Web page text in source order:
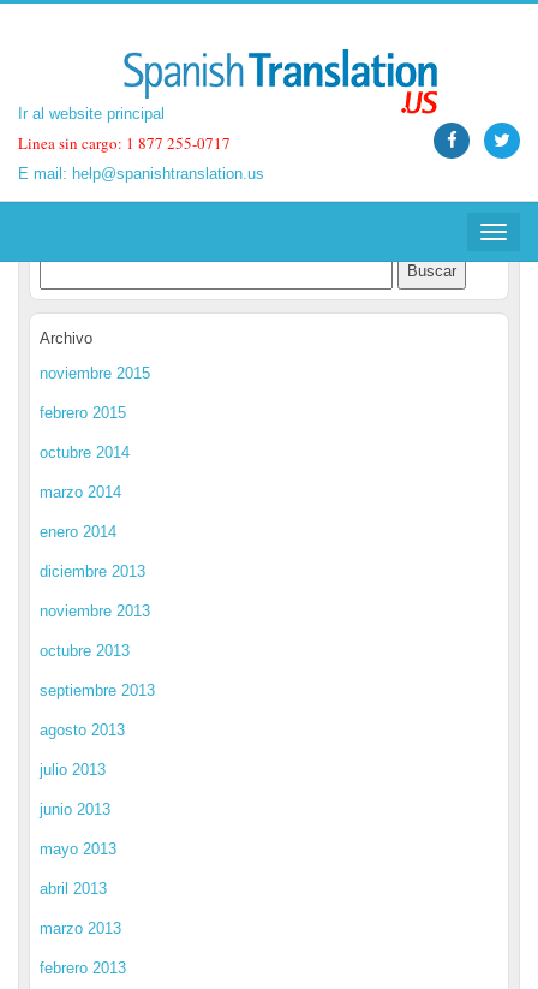
Ir al website principal
Linea sin cargo: 1 877 255-0717
E mail: help@spanishtranslation.us
Toggle
Ir al website principal
Linea sin cargo: 1 877 255-0717
E mail: help@spanishtranslation.us
Toggle
Spanish Translation Blog
Archivo
noviembre 2015
febrero 2015
octubre 2014
marzo 2014
enero 2014
diciembre 2013
noviembre 2013
octubre 2013
septiembre 2013
agosto 2013
julio 2013
junio 2013
mayo 2013
abril 2013
marzo 2013
febrero 2013